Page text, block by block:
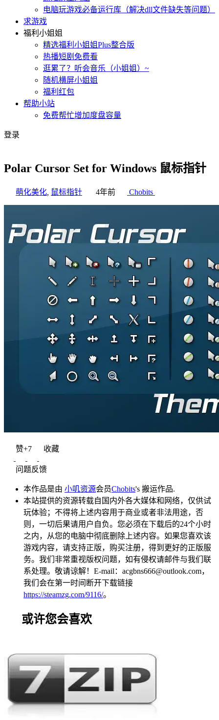
电脑玩游戏必备运行库（解决dll文件缺失等问题）
求游戏
福利小姐姐
精选福利小姐姐Plus整合版
热播短剧免费看
逛累了？听会音乐（小姐姐）~
随机横屏小姐姐
福利红包
帮助小站
免费帮忙增加度盘容量
登录
Polar Cursor Set for Windows 鼠标指针
萌化美化 鼠标指针 4年前 Chobits
赞+7 收藏
问题反馈
本作品是由 小叽资源会员Chobits's 搬运作品.
本站提供的资源转载自国内外各大媒体和网络，仅供试
玩体验；不得将上述内容用于商业或者非法用途，否
则，一切后果请用户自负。您必须在下载后的24个小时
之内，从您的电脑中彻底删除上述内容。如果您喜欢该
游戏内容，请支持正版，购买注册，得到更好的正版服
务。我们非常重视版权问题，如有侵权请邮件与我们联
系处理。敬请谅解！E-mail：acgbns666@outlook.com，
我们会在第一时间断开下载链接
https://steamzg.com/9116/。
或许您会喜欢